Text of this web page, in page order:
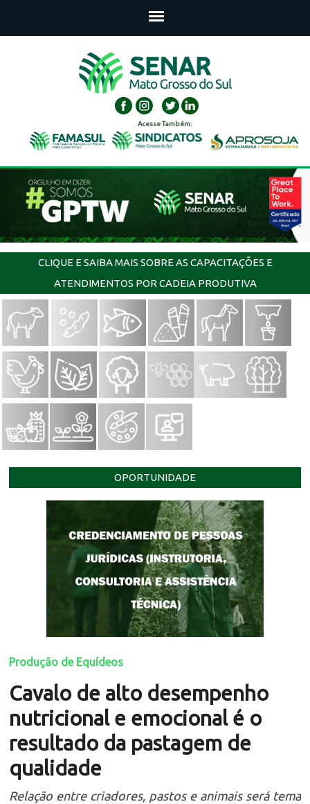
Acesse Também:
CLIQUE E SAIBA MAIS SOBRE AS CAPACITAÇÕES E
ATENDIMENTOS POR CADEIA PRODUTIVA
OPORTUNIDADE
Produção de Equídeos
Cavalo de alto desempenho
nutricional e emocional é o
resultado da pastagem de
qualidade
Relação entre criadores, pastos e animais será tema